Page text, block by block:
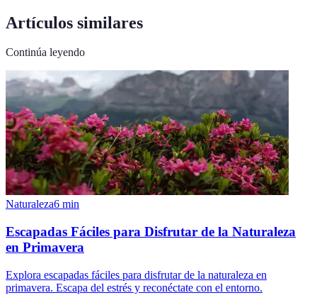
Artículos similares
Continúa leyendo
Naturaleza6 min
Escapadas Fáciles para Disfrutar de la Naturaleza
en Primavera
Explora escapadas fáciles para disfrutar de la naturaleza en
primavera. Escapa del estrés y reconéctate con el entorno.